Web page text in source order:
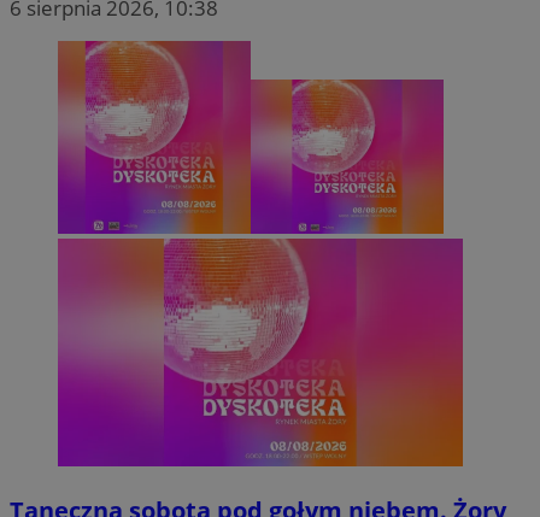
6 sierpnia 2026, 10:38
Taneczna sobota pod gołym niebem. Żory